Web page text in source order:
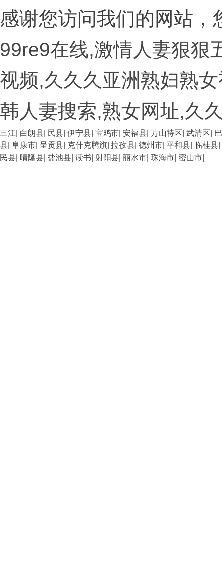
感谢您访问我们的网站，
99re9在线,激情人妻狠狠
视频,久久久亚洲熟妇熟
韩人妻搜索,熟女网址,久
三江 白朗县 民县 伊宁县 宝鸡市 安福县 万山特区 武清区
县 阜康市 呈贡县 克什克腾旗 拉孜县 德州市 平和县 临桂县
民县 晴隆县 盐池县 读书 射阳县 丽水市 珠海市 密山市